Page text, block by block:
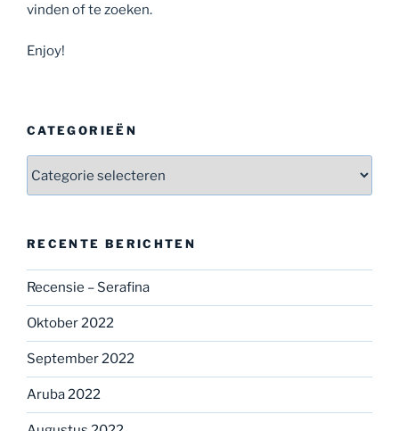
vinden of te zoeken.
Enjoy!
CATEGORIEËN
RECENTE BERICHTEN
Recensie – Serafina
Oktober 2022
September 2022
Aruba 2022